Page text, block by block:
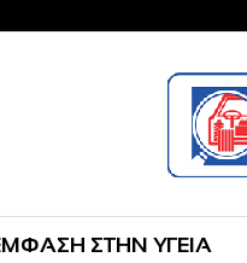
ΣΤΗΝ ΥΓΕΙΑ